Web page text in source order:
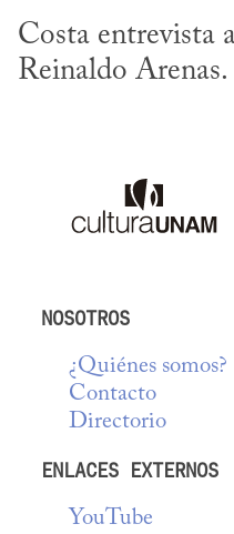
Costa entrevista
Reinaldo Arenas.
NOSOTROS
¿Quiénes somos?
Contacto
Directorio
ENLACES EXTERNOS
YouTube